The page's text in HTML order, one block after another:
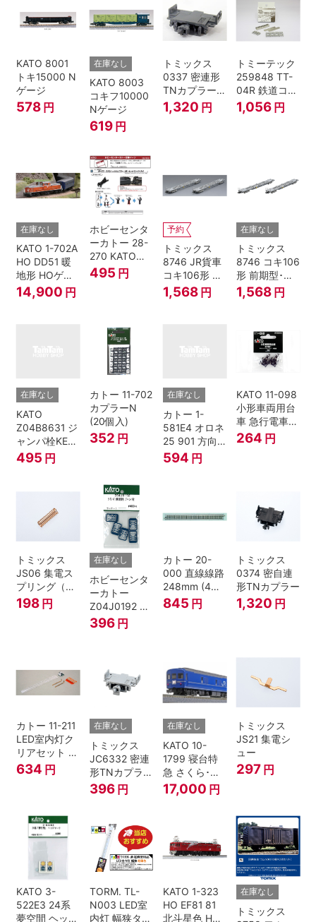
KATO 8001
トキ15000 N
ゲージ
578 円
在庫なし
KATO 8003
コキフ10000
Nゲージ
619 円
トミックス
0337 密連形
TNカプラー
(6個入・SPタ
イプ)
1,320 円
トミーテック
259848 TT-
04R 鉄道コレ
クション
1,056 円
在庫なし
KATO 1-702A
HO DD51 暖
地形 HOゲー
ジ
14,900 円
ホビーセンタ
ーカトー 28-
270 KATOナ
ックルカプラ
ー 黒 センタ
495 円
予約
トミックス
8746 JR貨車
コキ106形 前
期型･新塗装･
コンテナな
1,568 円
在庫なし
トミックス
8746 コキ106
形 前期型･新
塗装･コンテ
ナなし･2両セ
1,568 円
在庫なし
KATO
Z04B8631 ジ
ャンパ栓KE76
濃青 ランナー
495 円
カトー 11-702
カプラーN
(20個入)
352 円
在庫なし
カトー 1-
581E4 オロネ
25 901 方向
幕 4両分
594 円
KATO 11-098
小形車両用台
車 急行電車1
Bトレインシ
264 円
トミックス
JS06 集電ス
プリング（Ｌ
=7.5mm・4個
入） 鉄道模型
198 円
在庫なし
ホビーセンタ
ーカトー
Z04J0192 ク
モハ115 横須
賀色 ジャンパ
396 円
カトー 20-
000 直線線路
248mm (4本
入) Nゲージ
845 円
トミックス
0374 密自連
形TNカプラー
1,320 円
カトー 11-211
LED室内灯ク
リアセット N
ゲージ
634 円
在庫なし
トミックス
JC6332 密連
形TNカプラー
(SPグレー電
連付・211系)
396 円
在庫なし
KATO 10-
1799 寝台特
急 さくら･は
やぶさ/富士
24系 9両セッ
17,000 円
トミックス
JS21 集電シ
ュー
297 円
KATO 3-
522E3 24系
夢空間 ヘッド
TORM. TL-
N003 LED室
内灯 幅狭タイ
KATO 1-323
HO EF81 81
北斗星色 HO
在庫なし
トミックス